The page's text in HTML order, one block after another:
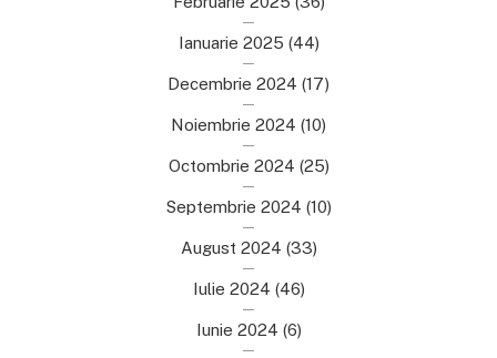
Ianuarie 2025 (44)
Decembrie 2024 (17)
Noiembrie 2024 (10)
Octombrie 2024 (25)
Septembrie 2024 (10)
August 2024 (33)
Iulie 2024 (46)
Iunie 2024 (6)